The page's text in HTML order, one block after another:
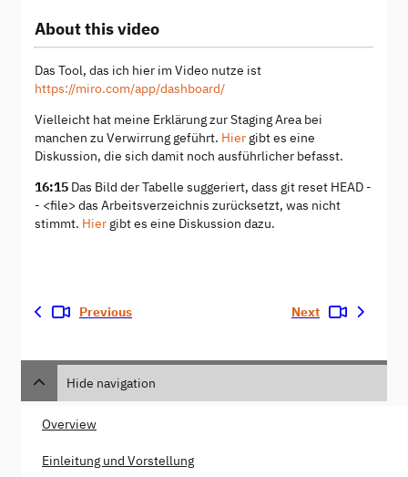
About this video
Das Tool, das ich hier im Video nutze ist
https://miro.com/app/dashboard/
Vielleicht hat meine Erklärung zur Staging Area bei
manchen zu Verwirrung geführt. Hier gibt es eine
Diskussion, die sich damit noch ausführlicher befasst.
16:15 Das Bild der Tabelle suggeriert, dass git reset HEAD -
- <file> das Arbeitsverzeichnis zurücksetzt, was nicht
stimmt. Hier gibt es eine Diskussion dazu.
Previous Next
Hide navigation
Overview
Einleitung und Vorstellung